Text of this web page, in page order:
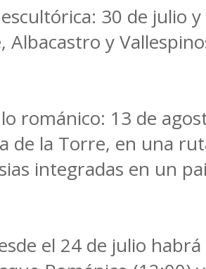
30 de julio
Albacastro y
románico: 13 de
de la Torre, en una
integradas en un
el 24 de julio